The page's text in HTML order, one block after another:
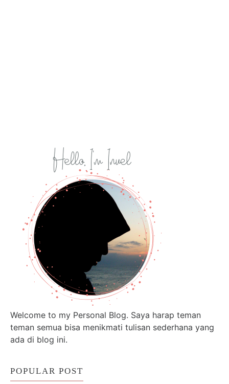
Welcome to my Personal Blog. Saya harap teman
teman semua bisa menikmati tulisan sederhana yang
ada di blog ini.
POPULAR POST